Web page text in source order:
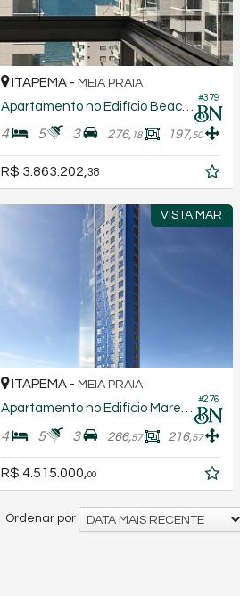
#379
ITAPEMA - MEIA PRAIA
Apartamento no Edifício Beach Village
4 5 3 276, 18 197,50
R$ 3.863.202,38
VISTA MAR
#276
ITAPEMA - MEIA PRAIA
Apartamento no Edifício Mares do Sul
4 5 3 266,57 216,57
R$ 4.515.000,00
Ordenar por DATA MAIS RECENTE